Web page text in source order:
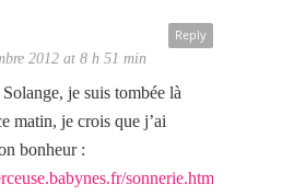
Reply
2012 at 8 h 51 min
je suis tombée là
matin, je crois que j’ai
bonheur :
sonnerie.html